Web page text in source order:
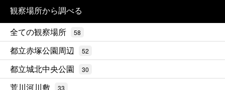
観察場所から調べる
全ての観察場所
58
都立赤塚公園周辺 52
都立城北中央公園 30
荒川河川敷 33